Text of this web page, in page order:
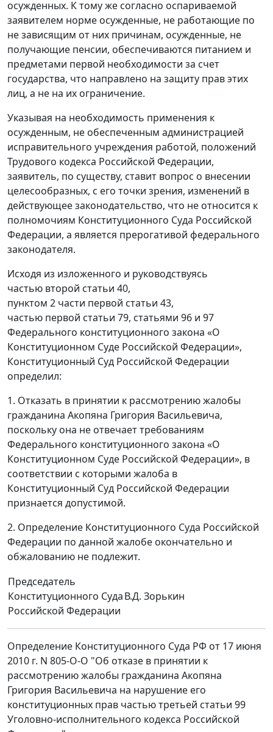
осужденных. К тому же согласно оспариваемой
заявителем норме осужденные, не работающие по
не зависящим от них причинам, осужденные, не
получающие пенсии, обеспечиваются питанием и
предметами первой необходимости за счет
государства, что направлено на защиту прав этих
лиц, а не на их ограничение.
Указывая на необходимость применения к
осужденным, не обеспеченным администрацией
исправительного учреждения работой, положений
Трудового кодекса Российской Федерации,
заявитель, по существу, ставит вопрос о внесении
целесообразных, с его точки зрения, изменений в
действующее законодательство, что не относится к
полномочиям Конституционного Суда Российской
Федерации, а является прерогативой федерального
законодателя.
Исходя из изложенного и руководствуясь
частью второй статьи 40,
пунктом 2 части первой статьи 43,
частью первой статьи 79, статьями 96 и 97
Федерального конституционного закона «О
Конституционном Суде Российской Федерации»,
Конституционный Суд Российской Федерации
определил:
1. Отказать в принятии к рассмотрению жалобы
гражданина Акопяна Григория Васильевича,
поскольку она не отвечает требованиям
Федерального конституционного закона «О
Конституционном Суде Российской Федерации», в
соответствии с которыми жалоба в
Конституционный Суд Российской Федерации
признается допустимой.
2. Определение Конституционного Суда Российской
Федерации по данной жалобе окончательно и
обжалованию не подлежит.
Председатель
Конституционного Суда
Российской Федерации
В.Д. Зорькин
Определение Конституционного Суда РФ от 17 июня
2010 г. N 805-О-О "Об отказе в принятии к
рассмотрению жалобы гражданина Акопяна
Григория Васильевича на нарушение его
конституционных прав частью третьей статьи 99
Уголовно-исполнительного кодекса Российской